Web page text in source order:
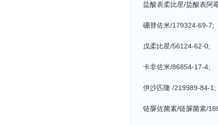
盐酸表柔比星/盐酸表阿
硼替佐米/179324-69-7;
戊柔比星/56124-62-0;
卡非佐米/86854-17-4;
伊沙匹隆 /219989-84-1;
链脲佐菌素/链脲菌素/